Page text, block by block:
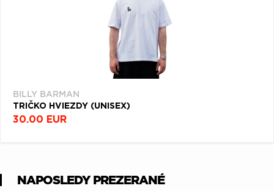
BILLY BARMAN
TRIČKO HVIEZDY (UNISEX)
30.00 EUR
NAPOSLEDY PREZERANÉ